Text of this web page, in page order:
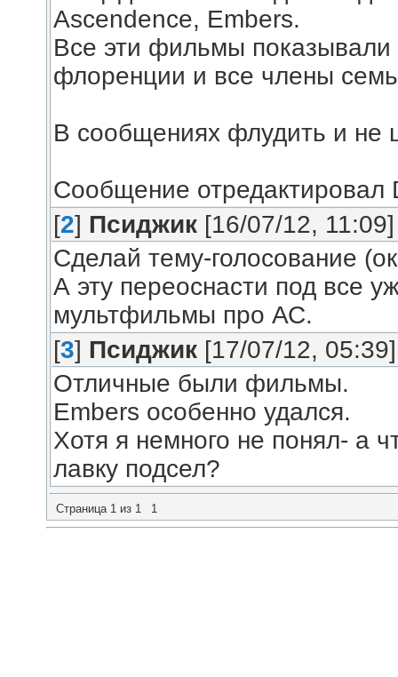
Ascendence, Embers.
Все эти фильмы
флоренции и все члены
В сообщениях флудить и не
Сообщение отредактировал
[2] Псиджик [16/07/12, 11:09]
Сделай тему-голосование
А эту переоснасти под все
мультфильмы про АС.
[3] Псиджик [17/07/12, 05:39]
Отличные были фильмы.
Embers особенно удался.
Хотя я немного не понял- а
лавку подсел?
Страница 1 из 1 1